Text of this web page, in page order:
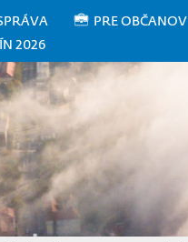
PRE OBČANOV
2026